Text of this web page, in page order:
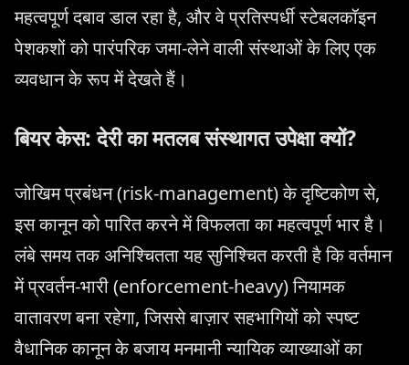
महत्वपूर्ण दबाव डाल रहा है, और वे प्रतिस्पर्धी स्टेबलकॉइन
पेशकशों को पारंपरिक जमा-लेने वाली संस्थाओं के लिए एक
व्यवधान के रूप में देखते हैं।
बियर केस: देरी का मतलब संस्थागत उपेक्षा क्यों?
जोखिम प्रबंधन (risk-management) के दृष्टिकोण से,
इस कानून को पारित करने में विफलता का महत्वपूर्ण भार है।
लंबे समय तक अनिश्चितता यह सुनिश्चित करती है कि वर्तमान
में प्रवर्तन-भारी (enforcement-heavy) नियामक
वातावरण बना रहेगा, जिससे बाज़ार सहभागियों को स्पष्ट
वैधानिक कानून के बजाय मनमानी न्यायिक व्याख्याओं का